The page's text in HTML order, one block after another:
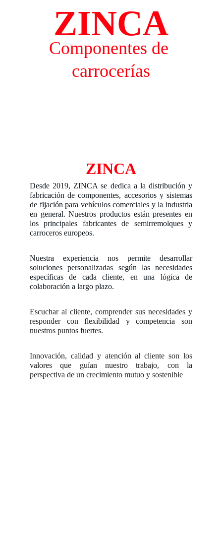
ZINCA
Componentes de
carrocerías
ZINCA
Desde 2019, ZINCA se dedica a la distribución y
fabricación de componentes, accesorios y sistemas
de fijación para vehículos comerciales y la industria
en general. Nuestros productos están presentes en
los principales fabricantes de semirremolques y
carroceros europeos.
Nuestra experiencia nos permite desarrollar
soluciones personalizadas según las necesidades
específicas de cada cliente, en una lógica de
colaboración a largo plazo.
Escuchar al cliente, comprender sus necesidades y
responder con flexibilidad y competencia son
nuestros puntos fuertes.
Innovación, calidad y atención al cliente son los
valores que guían nuestro trabajo, con la
perspectiva de un crecimiento mutuo y sostenible